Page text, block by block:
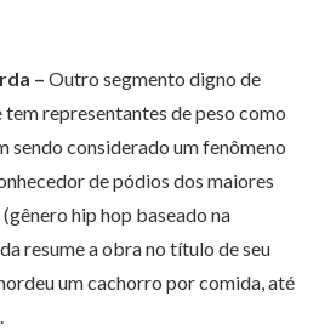
– Outro segmento digno de
tem representantes de peso como
sendo considerado um fenômeno
de pódios dos maiores
hip hop baseado na
resume a obra no título de seu
um cachorro por comida, até